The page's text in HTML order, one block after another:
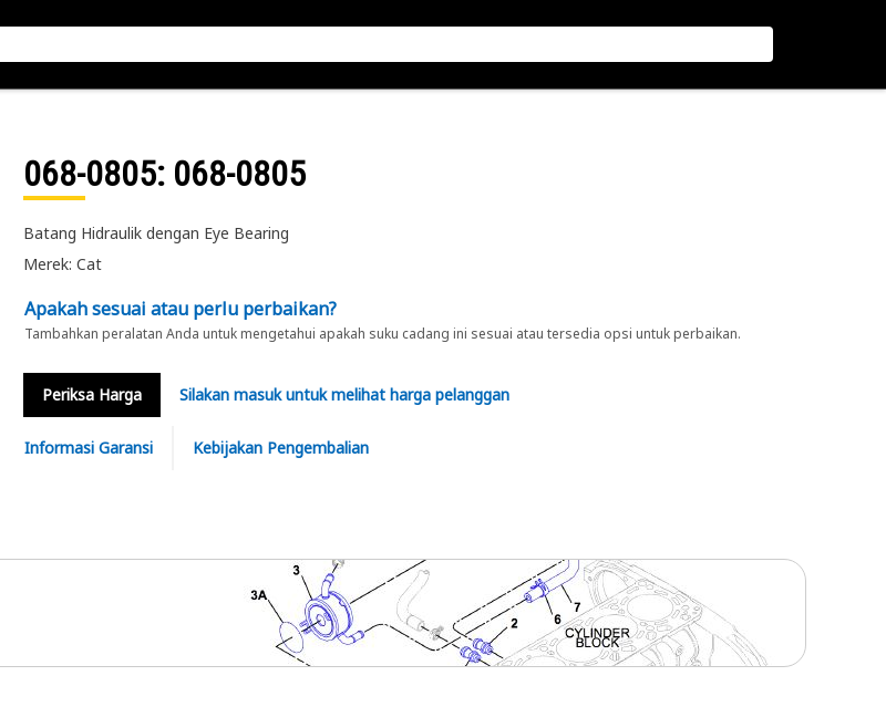
068-0805: 068-0805
Batang Hidraulik dengan Eye Bearing
Merek: Cat
Apakah sesuai atau perlu perbaikan?
Tambahkan peralatan Anda untuk mengetahui apakah suku cadang ini sesuai atau tersedia opsi untuk perbaikan.
Periksa Harga Silakan masuk untuk melihat harga pelanggan
Informasi Garansi Kebijakan Pengembalian